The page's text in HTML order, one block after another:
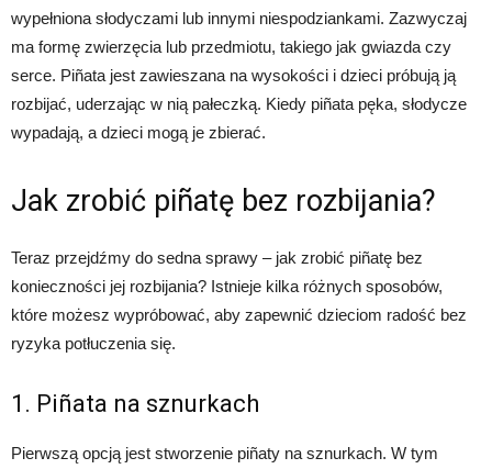
wypełniona słodyczami lub innymi niespodziankami. Zazwyczaj
ma formę zwierzęcia lub przedmiotu, takiego jak gwiazda czy
serce. Piñata jest zawieszana na wysokości i dzieci próbują ją
rozbijać, uderzając w nią pałeczką. Kiedy piñata pęka, słodycze
wypadają, a dzieci mogą je zbierać.
Jak zrobić piñatę bez rozbijania?
Teraz przejdźmy do sedna sprawy – jak zrobić piñatę bez
konieczności jej rozbijania? Istnieje kilka różnych sposobów,
które możesz wypróbować, aby zapewnić dzieciom radość bez
ryzyka potłuczenia się.
1. Piñata na sznurkach
Pierwszą opcją jest stworzenie piñaty na sznurkach. W tym